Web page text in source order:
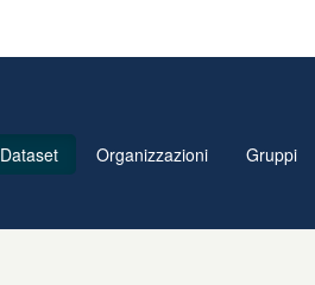
Dataset Organizzazioni Gruppi